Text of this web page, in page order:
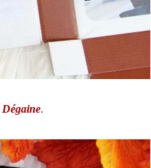
Dégaine.